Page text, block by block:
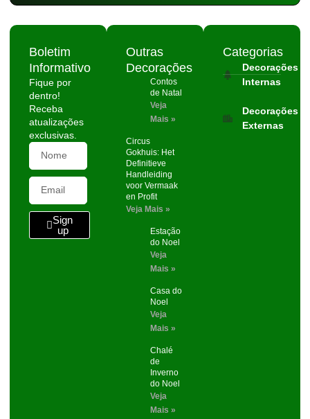
Boletim
Informativo
Fique por
dentro!
Receba
atualizações
exclusivas.
Sign
up
Outras
Decorações
Contos
de Natal
Veja
Mais »
Circus
Gokhuis: Het
Definitieve
Handleiding
voor Vermaak
en Profit
Veja Mais »
Estação
do Noel
Veja
Mais »
Casa do
Noel
Veja
Mais »
Chalé
de
Inverno
do Noel
Veja
Mais »
Categorias
Decorações
Internas
Decorações
Externas